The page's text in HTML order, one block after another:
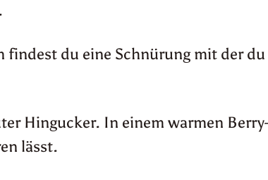
findest du eine Schnürung mit der du
Hingucker. In einem warmen
lässt.